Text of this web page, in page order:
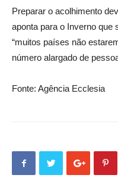
Preparar o acolhimento
aponta para o Inverno que
“muitos países não
número alargado de
Fonte: Agência Ecclesia